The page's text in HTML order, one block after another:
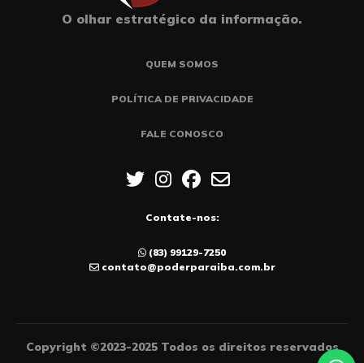
O olhar estratégico da informação.
QUEM SOMOS
POLÍTICA DE PRIVACIDADE
FALE CONOSCO
Contate-nos:
(83) 99129-7250
contato@poderparaiba.com.br
Copyright ©2023-2025 Todos os direitos reservados